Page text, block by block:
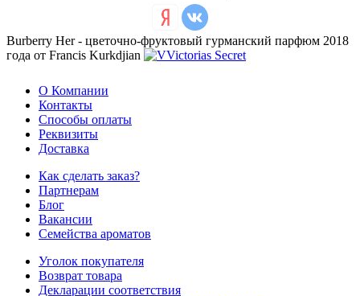
Burberry Her - цветочно-фруктовый гурманский парфюм 2018
года от Francis Kurkdjian
О Компании
Контакты
Способы оплаты
Реквизиты
Доставка
Как сделать заказ?
Партнерам
Блог
Вакансии
Семейства ароматов
Уголок покупателя
Возврат товара
Декларации соответствия